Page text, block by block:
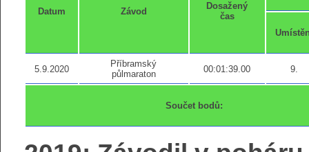
Datum Závod
Dosažený
čas
5.9.2020
Příbramský
půlmaraton
00:01:39.00 9.
Součet bodů: